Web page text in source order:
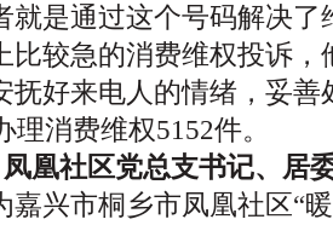
就是通过这个号码解决了
比较急的消费维权投诉，
抚好来电人的情绪，妥善
理消费维权5152件。
社区党总支书记、居
兴市桐乡市凤凰社区“暖